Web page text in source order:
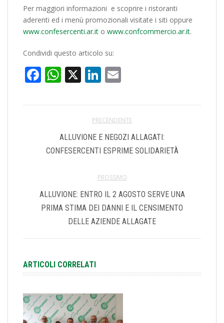
Per maggiori informazioni e scoprire i ristoranti
aderenti ed i menù promozionali visitate i siti oppure
www.confesercenti.ar.it o www.confcommercio.ar.it.
Condividi questo articolo su:
Facebook
WhatsApp
X LinkedIn
PRECENDENTE
ALLUVIONE E NEGOZI ALLAGATI:
CONFESERCENTI ESPRIME SOLIDARIETÀ
PROSSIMO
ALLUVIONE: ENTRO IL 2 AGOSTO SERVE UNA
PRIMA STIMA DEI DANNI E IL CENSIMENTO
DELLE AZIENDE ALLAGATE
ARTICOLI CORRELATI